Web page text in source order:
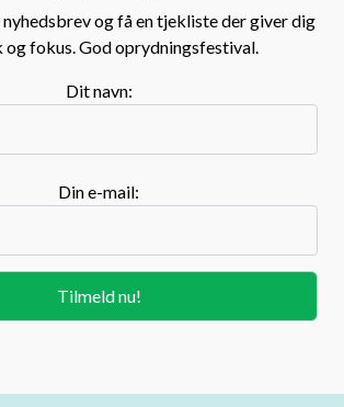
og få en tjekliste der giver dig
fokus. God oprydningsfestival.
Dit navn:
Din e-mail: